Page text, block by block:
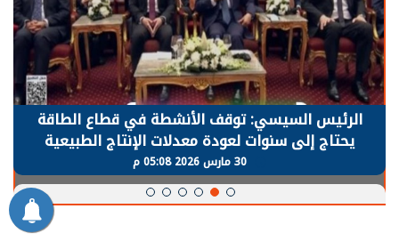
الرئيس السيسي: توقف الأنشطة في قطاع الطاقة
يحتاج إلى سنوات لعودة معدلات الإنتاج الطبيعية